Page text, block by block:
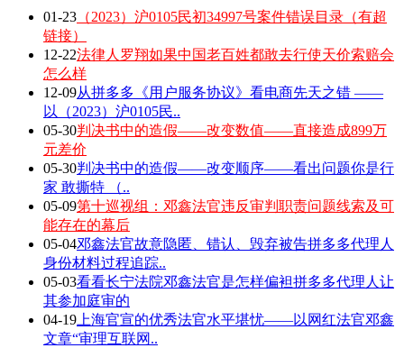
01-23 （2023）沪0105民初34997号案件错误目录（有超
链接）
12-22法律人罗翔如果中国老百姓都敢去行使天价索赔会
怎么样
12-09从拼多多《用户服务协议》看电商先天之错 ——
以（2023）沪0105民..
05-30判决书中的造假——改变数值——直接造成899万
元差价
05-30判决书中的造假——改变顺序——看出问题你是行
家 敢撕特 （..
05-09第十巡视组：邓鑫法官违反审判职责问题线索及可
能存在的幕后
05-04邓鑫法官故意隐匿、错认、毁弃被告拼多多代理人
身份材料过程追踪..
05-03看看长宁法院邓鑫法官是怎样偏袒拼多多代理人让
其参加庭审的
04-19 上海官宣的优秀法官水平堪忧——以网红法官邓鑫
文章“审理互联网..